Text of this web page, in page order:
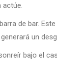
de bar.
un
bajo el